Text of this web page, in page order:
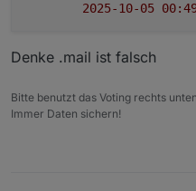
Denke .mail ist falsch
Bitte benutzt das Voting rechts
Immer Daten sichern!